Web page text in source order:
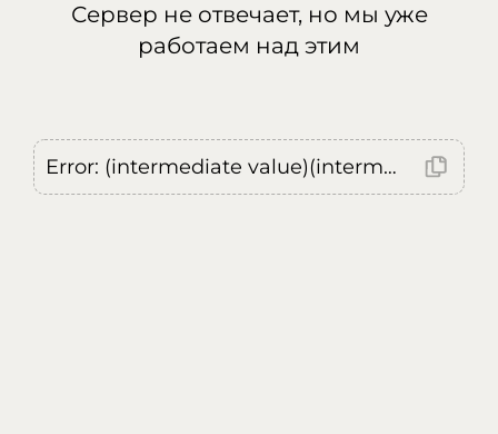
Сервер не отвечает, но мы уже
работаем над этим
Error: (intermediate value)(intermediate value)(intermediate value).replaceAll is not a function